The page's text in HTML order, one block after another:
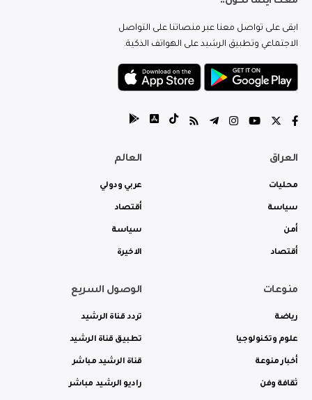
ابقى على تواصل معنا عبر منصاتنا على التواصل
الاجتماعي وتطبيق الرشيد على الهواتف الذكية.
العراق
محليات
سياسة
أمن
أقتصاد
العالم
عربي ودولي
أقتصاد
سياسة
الاخيرة
منوعات
رياضة
علوم وتكنولوجيا
أخبار منوعة
ثقافة وفن
الوصول السريع
تردد قناة الرشيد
تطبيق قناة الرشيد
قناة الرشيد مباشر
راديو الرشيد مباشر